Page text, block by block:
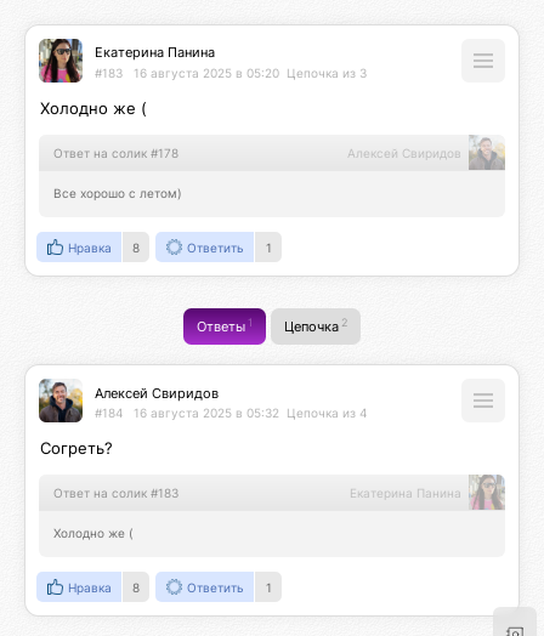
Екатерина Панина
#183 16 августа 2025 в 05:20 Цепочка из 3
Холодно же (
Ответ на солик #178 Алексей Свиридов
Все хорошо с летом)
Нравка 8 Ответить 1
Ответы1 Цепочка 2
Алексей Свиридов
#184 16 августа 2025 в 05:32 Цепочка из 4
Согреть?
Ответ на солик #183 Екатерина Панина
Холодно же (
Нравка 8 Ответить 1